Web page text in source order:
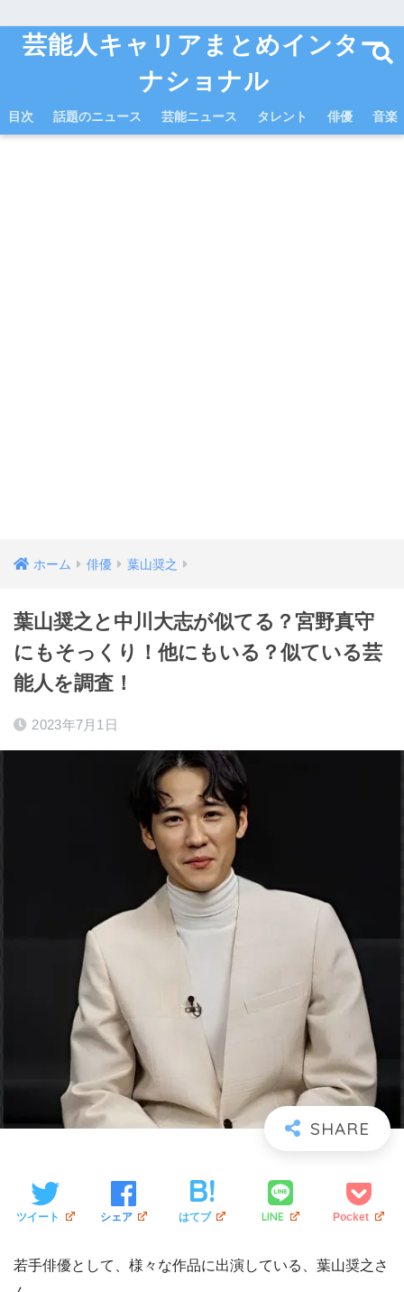
芸能人キャリアまとめインター
ナショナル
目次 話題のニュース 芸能ニュース タレント 俳優 音楽
ホーム 俳優 葉山奨之
葉山奨之と中川大志が似てる？宮野真守
にもそっくり！他にもいる？似ている芸
能人を調査！
2023年7月1日
ツイート シェア はてブ LINE Pocket
若手俳優として、様々な作品に出演している、葉山奨之さ